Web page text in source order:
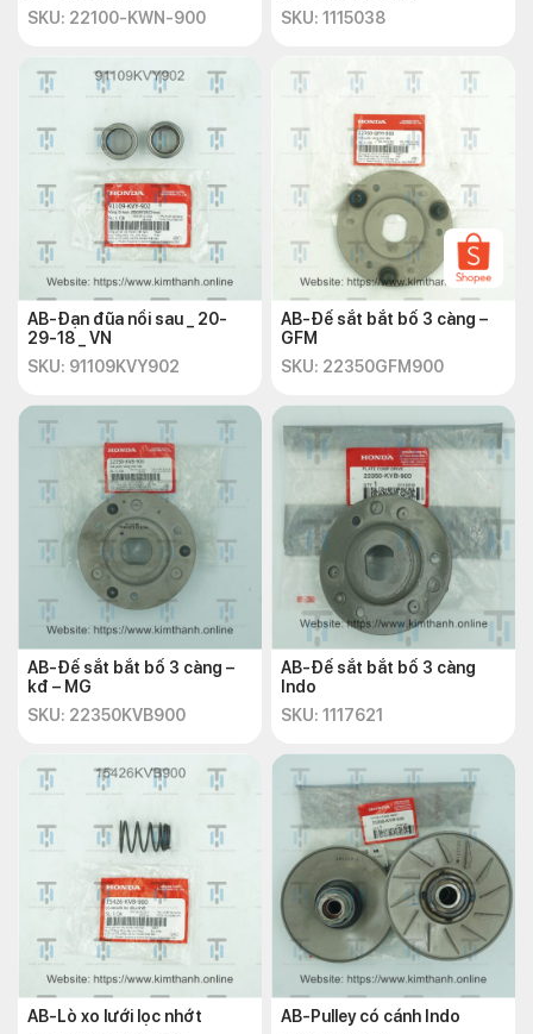
SKU: 22100-KWN-900
SKU: 1115038
AB-Đạn đũa nồi sau _ 20-
29-18 _ VN
SKU: 91109KVY902
AB-Đế sắt bắt bố 3 càng –
GFM
SKU: 22350GFM900
AB-Đế sắt bắt bố 3 càng –
kđ – MG
SKU: 22350KVB900
AB-Đế sắt bắt bố 3 càng
Indo
SKU: 1117621
AB-Lò xo lưới lọc nhớt
AB-Pulley có cánh Indo